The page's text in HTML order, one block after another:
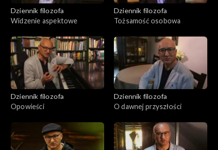
Dziennik filozofa
Widzenie aspektowe
Dziennik filozofa
Tożsamość osobowa
Dziennik filozofa
Opowieści
Dziennik filozofa
O dawnej przyszłości